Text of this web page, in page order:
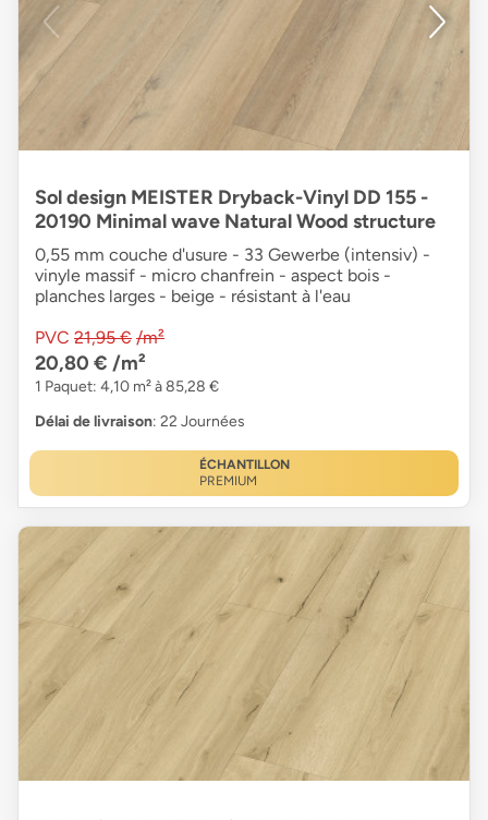
Sol design MEISTER Dryback-Vinyl DD 155 -
20190 Minimal wave Natural Wood structure
0,55 mm couche d'usure - 33 Gewerbe (intensiv) -
vinyle massif - micro chanfrein - aspect bois -
planches larges - beige - résistant à l'eau
PVC 21,95 € /m²
20,80 € /m²
1 Paquet: 4,10 m² à 85,28 €
Délai de livraison: 22 Journées
ÉCHANTILLON
PREMIUM